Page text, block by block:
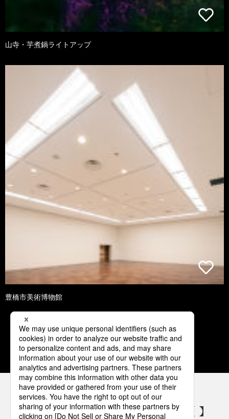
山寺・芋煮鍋ライトアップ
豊橋市美術博物館
1 2 3 4 5
パナソニックの電気設備 SNSアカウント